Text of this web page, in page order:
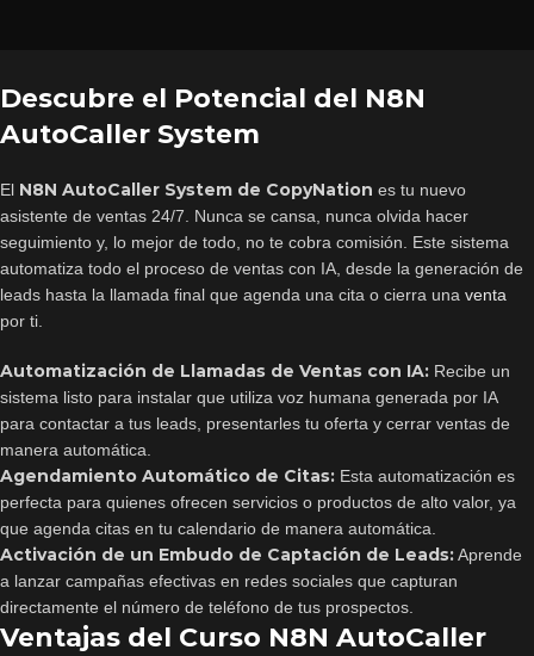
Descubre el Potencial del N8N
AutoCaller System
El N8N AutoCaller System de CopyNation es tu nuevo
asistente de ventas 24/7. Nunca se cansa, nunca olvida hacer
seguimiento y, lo mejor de todo, no te cobra comisión. Este sistema
automatiza todo el proceso de ventas con IA, desde la generación de
leads hasta la llamada final que agenda una cita o cierra una venta
por ti.
Automatización de Llamadas de Ventas con IA: Recibe un
sistema listo para instalar que utiliza voz humana generada por IA
para contactar a tus leads, presentarles tu oferta y cerrar ventas de
manera automática.
Agendamiento Automático de Citas: Esta automatización es
perfecta para quienes ofrecen servicios o productos de alto valor, ya
que agenda citas en tu calendario de manera automática.
Activación de un Embudo de Captación de Leads:Aprende
a lanzar campañas efectivas en redes sociales que capturan
directamente el número de teléfono de tus prospectos.
Ventajas del Curso N8N AutoCaller